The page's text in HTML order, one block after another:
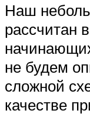
Наш
рассчитан
не будем
сложной
качестве